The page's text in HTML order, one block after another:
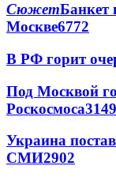
СюжетБанкет
Москве6772
В РФ горит
Под Москвой
Роскосмоса3149
Украина
СМИ2902